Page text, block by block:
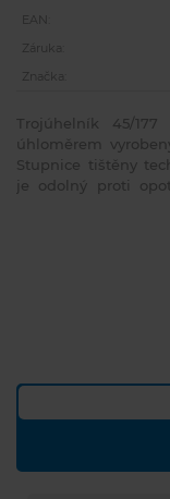
EAN:
Záruka:
Značka:
Trojúhelník 45/
úhloměrem
Stupnice tištěny
je odolný proti
délkové stupnice
Trojúhelník je
škole i v kanceláři.
úhloměru 180° v